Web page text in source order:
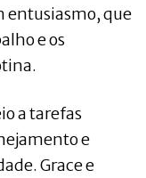
entusiasmo, que
e os
a tarefas
e
Grace e